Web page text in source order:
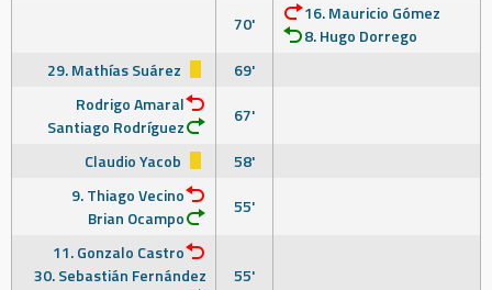
70'
16. Mauricio Gómez
8. Hugo Dorrego
29. Mathías Suárez
69'
Rodrigo Amaral
Santiago Rodríguez
67'
Claudio Yacob
58'
9. Thiago Vecino
Brian Ocampo
55'
11. Gonzalo Castro
30. Sebastián Fernández
55'